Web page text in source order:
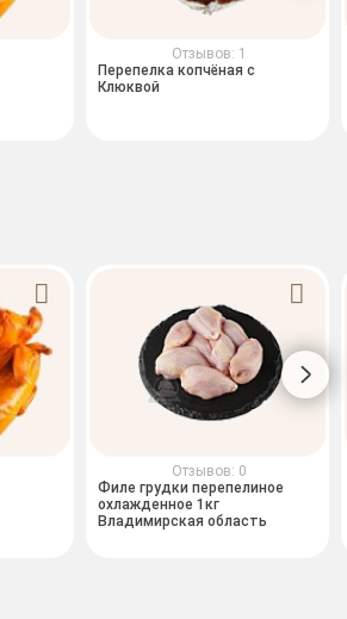
Отзывов: 1
Перепелка копчёная с
Клюквой
Отзывов: 0
Филе грудки перепелиное
охлажденное 1кг
Владимирская область